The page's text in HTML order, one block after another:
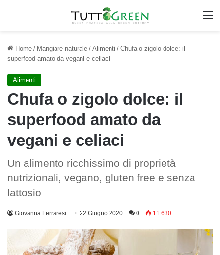
Home / Mangiare naturale / Alimenti / Chufa o zigolo dolce: il
superfood amato da vegani e celiaci
Alimenti
Chufa o zigolo dolce: il
superfood amato da
vegani e celiaci
Un alimento ricchissimo di proprietà
nutrizionali, vegano, gluten free e senza
lattosio
Giovanna Ferraresi 22 Giugno 2020 0 11.630